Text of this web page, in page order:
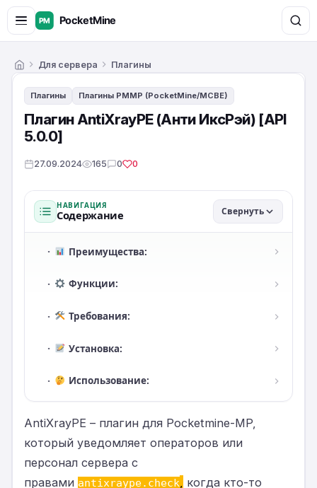
ГлавнаяДля сервера Плагины
Плагины Плагины PMMP (PocketMine/MCBE)
Плагин AntiXrayPE (Анти ИксРэй) [API
5.0.0]
27.09.2024 165 0 0
НАВИГАЦИЯ
Содержание Свернуть
· Преимущества:
· Функции:
· Требования:
· Установка:
· Использование:
AntiXrayPE – плагин для Pocketmine-MP,
который уведомляет операторов или
персонал сервера с
правами antixraype.check, когда кто-то